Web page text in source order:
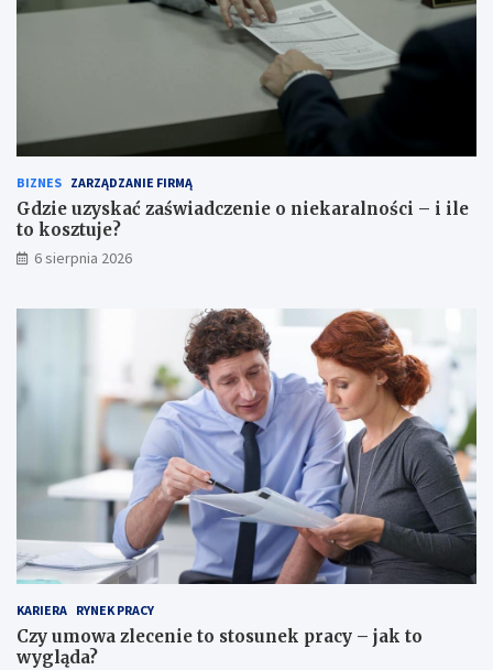
BIZNES ZARZĄDZANIE FIRMĄ
Gdzie uzyskać zaświadczenie o niekaralności – i ile
to kosztuje?
6 sierpnia 2026
KARIERA RYNEK PRACY
Czy umowa zlecenie to stosunek pracy – jak to
wygląda?